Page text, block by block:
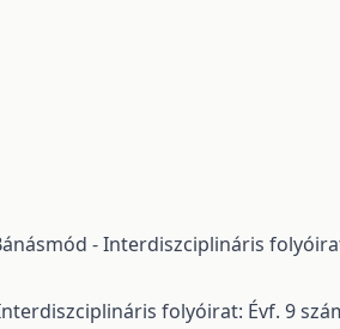
- Interdiszciplináris
folyóirat: Évf. 9